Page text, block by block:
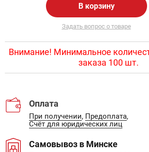
В корзину
Задать вопрос о товаре
Внимание! Минимальное
заказа 100 шт.
Оплата
При получении, Предоплата,
Счёт для юридических лиц
Самовывоз в Минске